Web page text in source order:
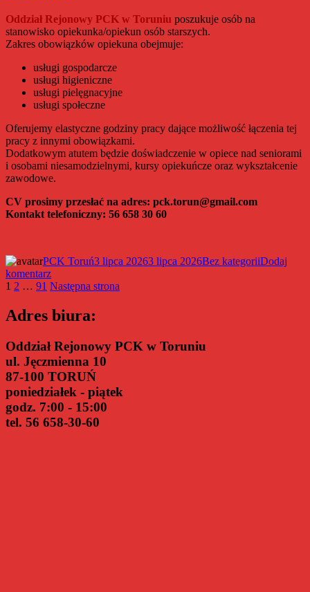
Oddział Rejonowy PCK w Toruniu poszukuje osób na
stanowisko opiekunka/opiekun osób starszych.
Zakres obowiązków opiekuna obejmuje:
usługi gospodarcze
usługi higieniczne
usługi pielęgnacyjne
usługi społeczne
Oferujemy elastyczne godziny pracy dające możliwość łączenia tej
pracy z innymi obowiązkami.
Dodatkowym atutem będzie doświadczenie w opiece nad seniorami
i osobami niesamodzielnymi, kursy opiekuńcze oraz wykształcenie
zawodowe.
CV prosimy przesłać na adres: pck.torun@gmail.com
Kontakt telefoniczny: 56 658 30 60
Autor
PCK ToruńData
3 lipca 20263 lipca 2026Kategorie
Bez kategoriiDodaj
komentarzdo
PCK
Toruniu
poszukuje
na
stanowisko
opiekunka/opiekun
osób
starszych
Stronicowanie
wpisów
Strona
1 Strona
2 … Strona
91 Następna strona
Adres biura:
Oddział Rejonowy PCK w Toruniu
ul. Jęczmienna 10
87-100 TORUŃ
poniedziałek - piątek
godz. 7:00 - 15:00
tel. 56 658-30-60